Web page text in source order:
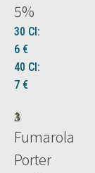
5%
30 Cl:
6 €
40 Cl:
7 €
3
Fumarola
Porter